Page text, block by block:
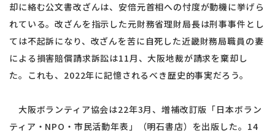
却に絡む公文書改ざんは、安倍元首相への忖度が動機に挙げら
れている。改ざんを指示した元財務省理財局長は刑事事件とし
ては不起訴になり、改ざんを苦に自死した近畿財務局職員の妻
による損害賠償請求訴訟は11月、大阪地裁が請求を棄却し
た。これも、2022年に記憶されるべき歴史的事実だろう。
大阪ボランティア協会は22年3月、増補改訂版「日本ボラン
ティア・NPO・市民活動年表」（明石書店）を出版した。14